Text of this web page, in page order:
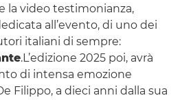
la video testimonianza,
all’evento, di uno dei
italiani di sempre:
.L’edizione 2025 poi, avrà
di intensa emozione
Filippo, a dieci anni dalla sua